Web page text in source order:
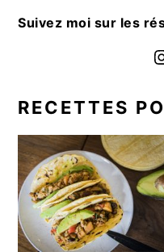
Suivez moi sur les
fournoratio
RECETTES